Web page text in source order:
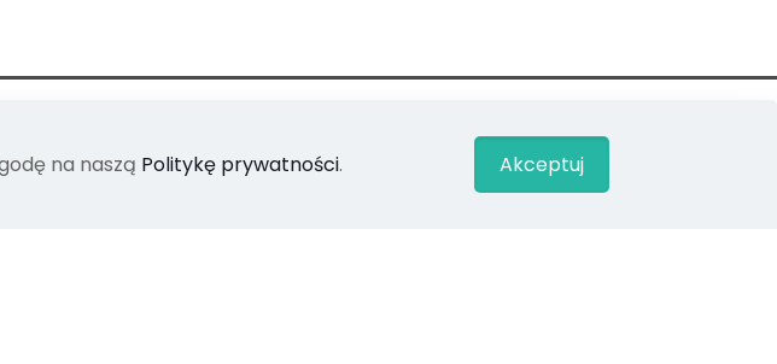
BLIK Wykorzystujemy system Kolejkobot
na naszą Politykę prywatności. Akceptuj